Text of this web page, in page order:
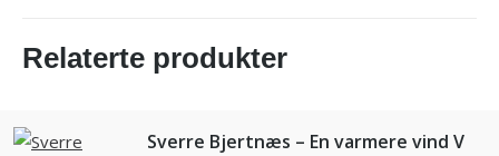
Relaterte produkter
Sverre Bjertnæs – En varmere vind V